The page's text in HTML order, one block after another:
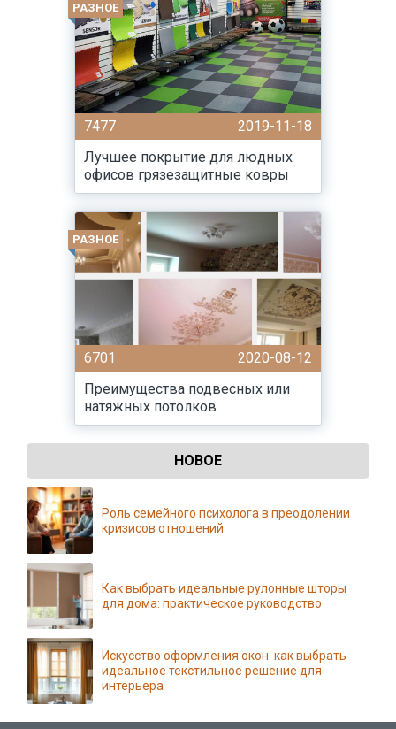
РАЗНОЕ
7477
2019-11-18
Лучшее покрытие для людных
офисов грязезащитные ковры
РАЗНОЕ
6701
2020-08-12
Преимущества подвесных или
натяжных потолков
НОВОЕ
Роль семейного психолога в преодолении
кризисов отношений
Как выбрать идеальные рулонные шторы
для дома: практическое руководство
Искусство оформления окон: как выбрать
идеальное текстильное решение для
интерьера